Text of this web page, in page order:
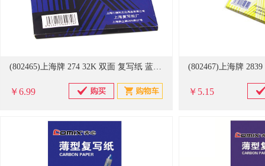
(802465)上海牌 274 32K 双面 复写纸 蓝色(单位：盒)
￥6.99 ￥5.15